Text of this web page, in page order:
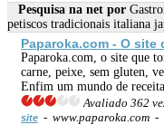
Pesquisa na net por
petiscos tradicionais italiana
Paparoka.com - O site
Paparoka.com, o site que
carne, peixe, sem gluten,
Enfim um mundo de
Avaliado 362
site - www.paparoka.com -